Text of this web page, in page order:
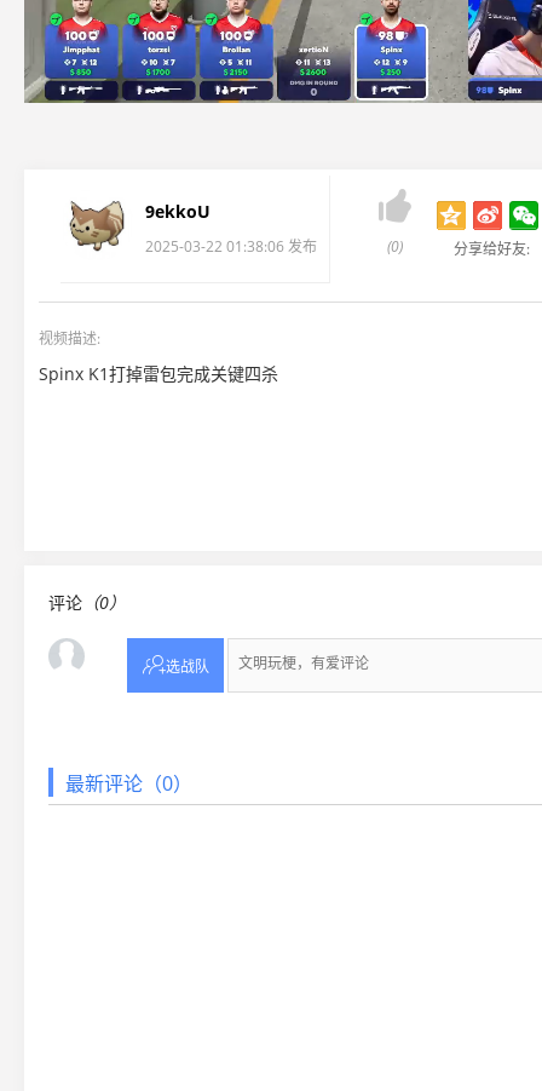
9ekkoU
2025-03-22 01:38:06 发布

(0) 分享给好友:
视频描述:
Spinx K1打掉雷包完成关键四杀
评论 （0）
选战队
最新评论（0）